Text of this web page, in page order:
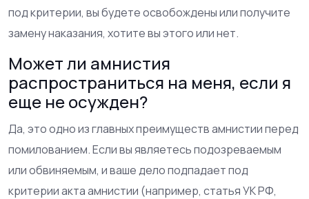
под критерии, вы будете освобождены или получите
замену наказания, хотите вы этого или нет.
Может ли амнистия
распространиться на меня, если я
еще не осужден?
Да, это одно из главных преимуществ амнистии перед
помилованием. Если вы являетесь подозреваемым
или обвиняемым, и ваше дело подпадает под
критерии акта амнистии (например, статья УК РФ,